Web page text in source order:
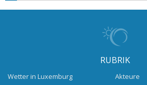
RUBRIK
Wetter in Luxemburg
Akteure